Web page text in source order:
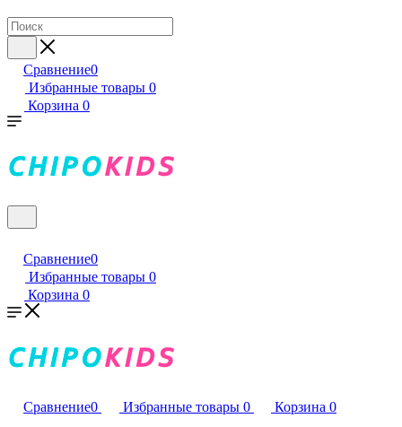
Сравнение0
Избранные товары 0
Корзина 0
Сравнение0
Избранные товары 0
Корзина 0
Сравнение0 Избранные товары 0 Корзина 0